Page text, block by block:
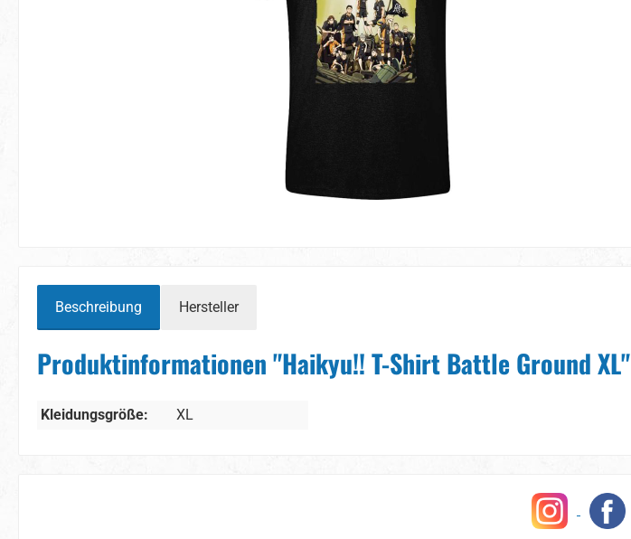
Beschreibung Hersteller
Produktinformationen "Haikyu!! T-Shirt Battle Ground XL"
Kleidungsgröße: XL